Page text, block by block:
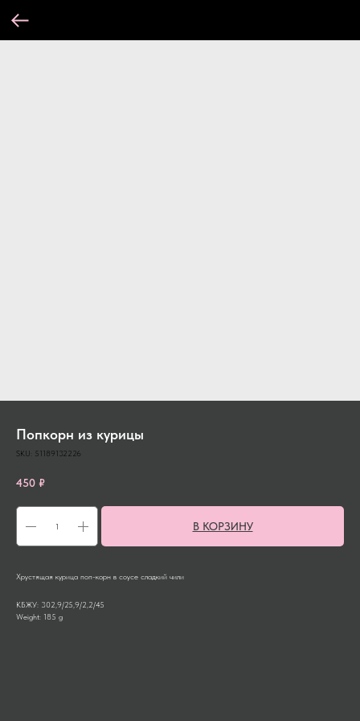
Попкорн из курицы
SKU: 51189132226
450 ₽
В КОРЗИНУ
Хрустящая курица поп-корн в соусе сладкий чили
КБЖУ: 302,9/25,9/2,2/45
Weight: 185 g